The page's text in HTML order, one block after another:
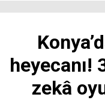
heyecanı!
zekâ